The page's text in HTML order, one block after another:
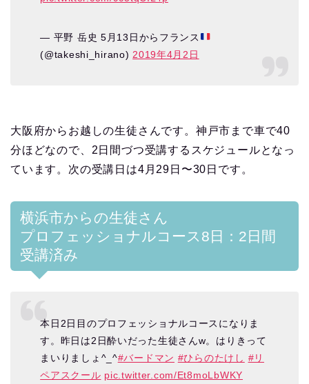
— 平野 岳史 5月13日からフランス
(@takeshi_hirano) 2019年4月2日
大阪府からお越しの生徒さんです。神戸市まで車で40
分ほどなので、2日間づつ受講するスケジュールとなっ
ています。次の受講日は4月29日〜30日です。
横浜市からの生徒さん
プロフェッショナルコース8日：2日間
受講済み
本日2日目のプロフェッショナルコースになりま
す。昨日は2日酔いだった生徒さんw。はりきって
まいりましょ^_^#バードマン #ひらのたけし #リ
ペアスクール pic.twitter.com/Et8moLbWKY